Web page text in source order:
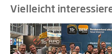
Vielleicht